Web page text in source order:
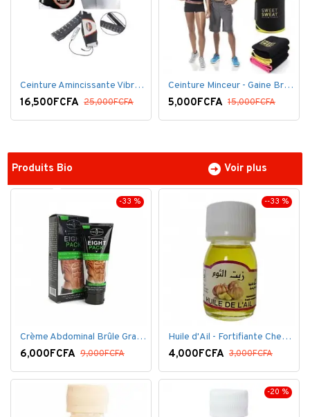
Ceinture Amincissante Vibro - Noir
16,500FCFA 25,000FCFA
Ceinture Minceur - Gaine Brûlante - Ventre plat
5,000FCFA 15,000FCFA
Produits Bio Voir plus
-33 %
Crème Abdominal Brûle Graisse - Effet Rapide - 170grs
6,000FCFA 9,000FCFA
--33 %
Huile d'Ail - Fortifiante Cheveux
4,000FCFA 3,000FCFA
-20 %